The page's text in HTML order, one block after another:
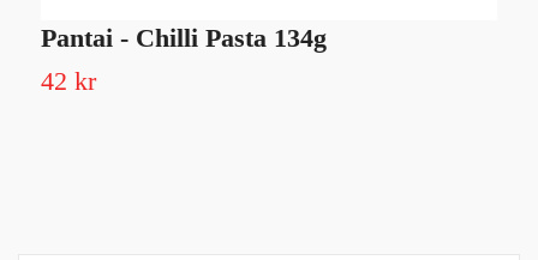
Pantai - Chilli Pasta 134g
42 kr